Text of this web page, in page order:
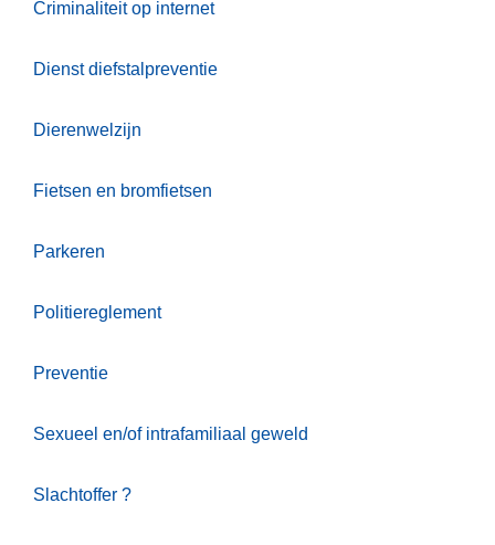
Criminaliteit op internet
Dienst diefstalpreventie
Dierenwelzijn
Fietsen en bromfietsen
Parkeren
Politiereglement
Preventie
Sexueel en/of intrafamiliaal geweld
Slachtoffer ?